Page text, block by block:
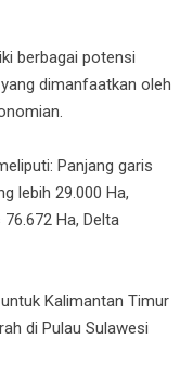
berbagai potensi
dimanfaatkan oleh
Panjang garis
lebih 29.000 Ha,
Ha, Delta
Kalimantan Timur
di Pulau Sulawesi